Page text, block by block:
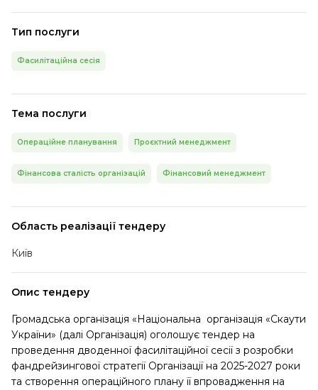
Тип послуги
Фасилітаційна сесія
Тема послуги
Операційне планування Проєктний менеджмент
Фінансова сталість організацій Фінансовий менеджмент
Область реалізації тендеру
Київ
Опис тендеру
Громадська організація «Національна організація «Скаути
України» (далі Організація) оголошує тендер на
проведення дводенної фасилітаційної сесії з розробки
фандрейзингової стратегії Організації на 2025-2027 роки
та створення операційного плану її впровадження на